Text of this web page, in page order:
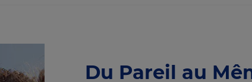
Du Pareil au